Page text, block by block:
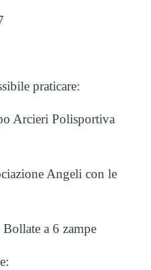
praticare:
Arcieri Polisportiva
Angeli con le
a 6 zampe